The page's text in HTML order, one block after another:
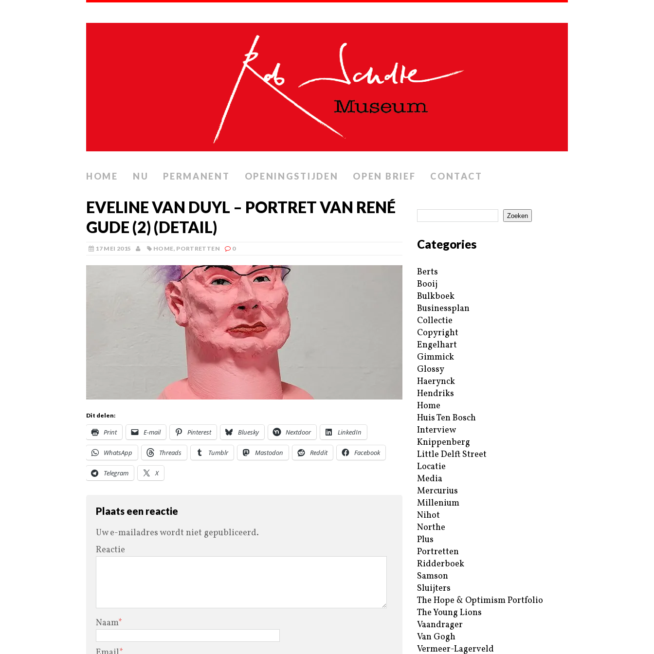
HOME NU PERMANENT OPENINGSTIJDEN OPEN BRIEF CONTACT
EVELINE VAN DUYL – PORTRET VAN RENÉ
GUDE (2) (DETAIL)
17 MEI 2015 HOME, PORTRETTEN 0
Dit delen:
Print E-mail Pinterest Bluesky Nextdoor LinkedIn
WhatsApp Threads Tumblr Mastodon Reddit Facebook
Telegram X
Plaats een reactie
Uw e-mailadres wordt niet gepubliceerd.
Reactie
Naam*
Zoeken
Categories
Berts
Booij
Bulkboek
Businessplan
Collectie
Copyright
Engelhart
Gimmick
Glossy
Haerynck
Hendriks
Home
Huis Ten Bosch
Interview
Knippenberg
Little Delft Street
Locatie
Media
Mercurius
Millenium
Nihot
Northe
Plus
Portretten
Ridderboek
Samson
Sluijters
The Hope & Optimism Portfolio
The Young Lions
Vaandrager
Van Gogh
Vermeer-Lagerveld